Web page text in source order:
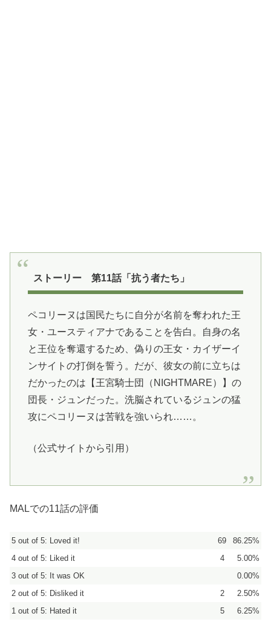
ストーリー 第11話「抗う者たち」
ペコリーヌは国民たちに自分が名前を奪われた王
女・ユースティアナであることを告白。自身の名
と王位を奪還するため、偽りの王女・カイザーイ
ンサイトの打倒を誓う。だが、彼女の前に立ちは
だかったのは【王宮騎士団（NIGHTMARE）】の
団長・ジュンだった。洗脳されているジュンの猛
攻にペコリーヌは苦戦を強いられ……。
（公式サイトから引用）
MALでの11話の評価
5 out of 5: Loved it! 69
86.25%
4 out of 5: Liked it
4
5.00%
3 out of 5: It was OK
0.00%
2 out of 5: Disliked it
2
2.50%
1 out of 5: Hated it
5 6.25%